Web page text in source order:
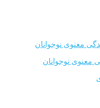
معنوی نوجوانان